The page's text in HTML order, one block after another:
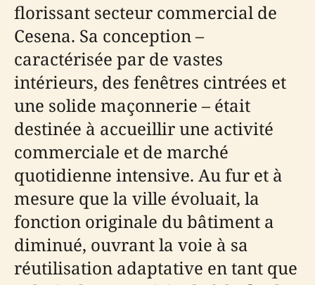
florissant secteur commercial de
Cesena. Sa conception –
caractérisée par de vastes
intérieurs, des fenêtres cintrées et
une solide maçonnerie – était
destinée à accueillir une activité
commerciale et de marché
quotidienne intensive. Au fur et à
mesure que la ville évoluait, la
fonction originale du bâtiment a
diminué, ouvrant la voie à sa
réutilisation adaptative en tant que